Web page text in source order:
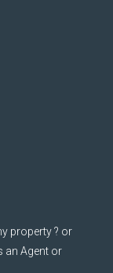
property ? or
an Agent or